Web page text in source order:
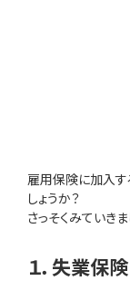
雇用保険に加入す
しょうか？
さっそくみていきま
１．失業保険